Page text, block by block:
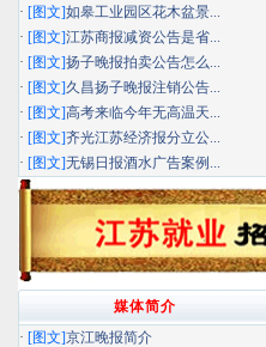
· [图文]如皋工业园区花木盆景...
· [图文]江苏商报减资公告是省...
· [图文]扬子晚报拍卖公告怎么...
· [图文]久昌扬子晚报注销公告...
· [图文]高考来临今年无高温天...
· [图文]齐光江苏经济报分立公...
· [图文]无锡日报酒水广告案例...
媒体简介
· [图文]京江晚报简介